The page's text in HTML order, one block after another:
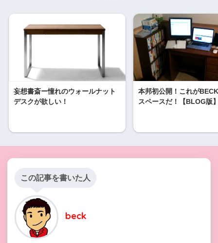
妄想書斎ー憧れのウォールナット
デスクが欲しい！
本邦初公開！これが
スペースだ！【BLOG版
この記事を書いた人
beck